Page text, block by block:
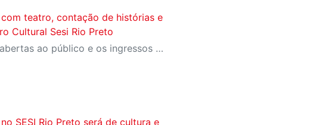
com teatro, contação de histórias e
Cultural Sesi Rio Preto
Atividades são abertas ao público e os ingressos gratuitos estão disponíveis no site Meu Sesi
SESI Rio Preto será de cultura e